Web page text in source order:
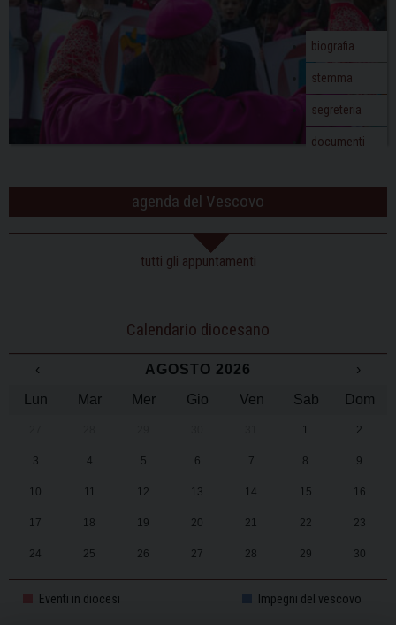
biografia
stemma
segreteria
documenti
agenda del Vescovo
tutti gli appuntamenti
Calendario diocesano
‹ AGOSTO 2026
›
Lun
Mar Mer Gio Ven Sab Dom
1 2
3 4 5 6 7 8 9
10 11 12 13 14 15 16
17 18 19 20 21 22 23
24 25 26 27 28 29 30
31 1 2 3 4 5 6
Eventi in diocesi Impegni del vescovo